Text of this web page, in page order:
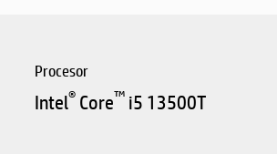
Procesor
Intel® Core™ i5 13500T